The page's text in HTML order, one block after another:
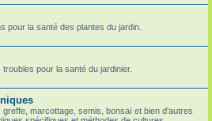
pour la santé des plantes du jardin.
pour la santé du jardinier.
greffe, marcottage, semis, bonsaï et bien d'autres